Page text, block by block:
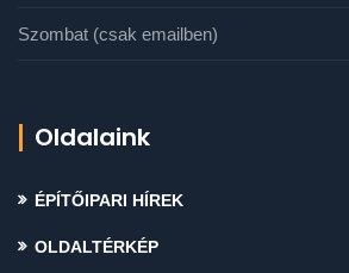
Szombat (csak emailben)
Oldalaink
ÉPÍTŐIPARI HÍREK
OLDALTÉRKÉP